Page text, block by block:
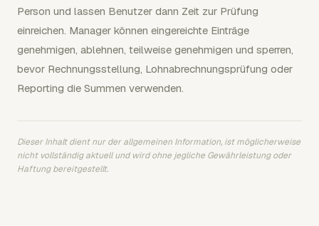
Person und lassen Benutzer dann Zeit zur Prüfung
einreichen. Manager können eingereichte Einträge
genehmigen, ablehnen, teilweise genehmigen und sperren,
bevor Rechnungsstellung, Lohnabrechnungsprüfung oder
Reporting die Summen verwenden.
Dieser Inhalt dient nur der allgemeinen Information, ist möglicherweise
nicht vollständig aktuell und wird ohne jegliche Gewährleistung oder
Haftung bereitgestellt.